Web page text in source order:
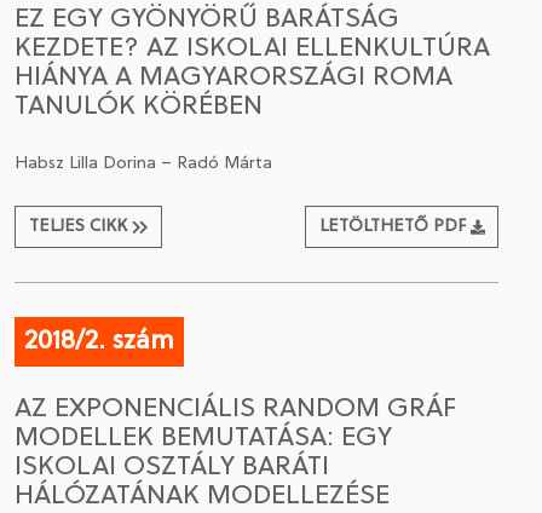
EZ EGY GYÖNYÖRŰ BARÁTSÁG
KEZDETE? AZ ISKOLAI ELLENKULTÚRA
HIÁNYA A MAGYARORSZÁGI ROMA
TANULÓK KÖRÉBEN
Habsz Lilla Dorina – Radó Márta
TELJES CIKK LETÖLTHETŐ PDF
2018/2. szám
AZ EXPONENCIÁLIS RANDOM GRÁF
MODELLEK BEMUTATÁSA: EGY
ISKOLAI OSZTÁLY BARÁTI
HÁLÓZATÁNAK MODELLEZÉSE